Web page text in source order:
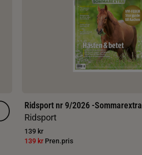
Ridsport nr 9/2026 -Sommarextra
Ridsport
139 kr
139 kr Pren.pris